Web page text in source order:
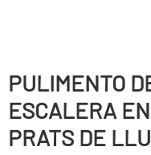
PULIMENTO
ESCALERA
PRATS DE